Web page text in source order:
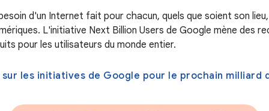
d'un Internet fait pour chacun, quels que soient son
L'initiative Next Billion Users de Google mène des
pour les utilisateurs du monde entier.
sur les initiatives de Google pour le prochain milliard